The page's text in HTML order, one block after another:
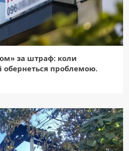
за штраф: коли
обернеться проблемою.